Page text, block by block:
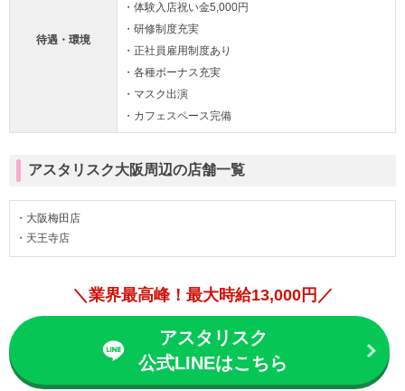
待遇・環境
・体験入店祝い金5,000円
・研修制度充実
・正社員雇用制度あり
・各種ボーナス充実
・マスク出演
・カフェスペース完備
アスタリスク大阪周辺の店舗一覧
・大阪梅田店
・天王寺店
＼業界最高峰！最大時給13,000円／
アスタリスク
公式LINEはこちら